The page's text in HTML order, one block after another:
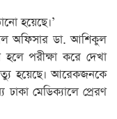
হয়েছে।’
অফিসার ডা. আশিকুল
পরীক্ষা করে দেখা
হয়েছে। আরেকজনকে
ঢাকা মেডিক্যালে প্রেরণ